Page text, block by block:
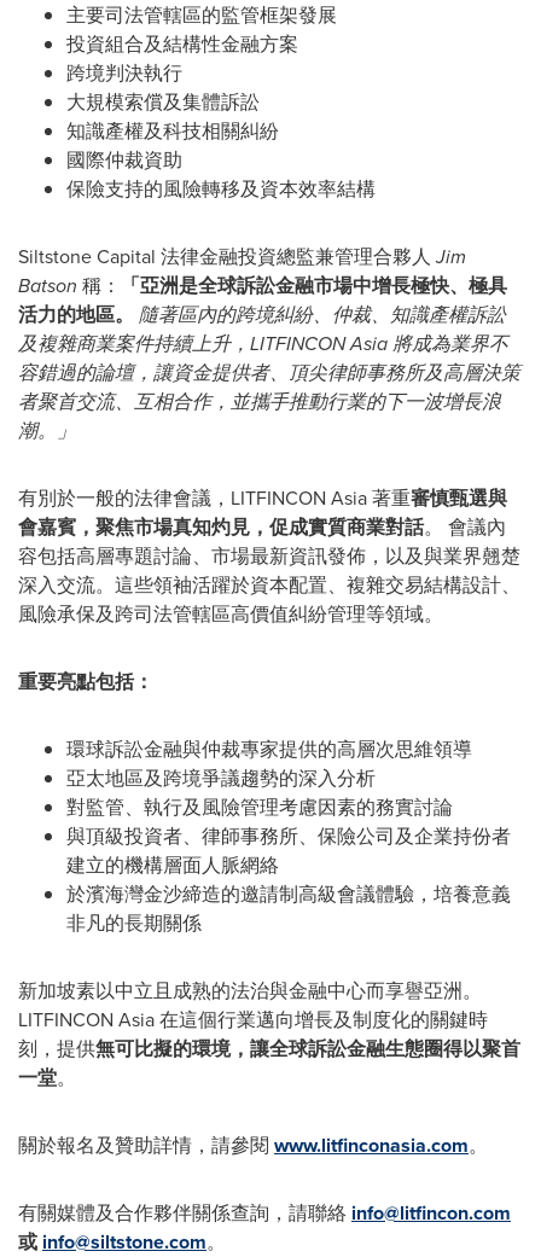
主要司法管轄區的監管框架發展
投資組合及結構性金融方案
跨境判決執行
大規模索償及集體訴訟
知識產權及科技相關糾紛
國際仲裁資助
保險支持的風險轉移及資本效率結構
Siltstone Capital 法律金融投資總監兼管理合夥人Jim
Batson 稱：
「亞洲是全球訴訟金融市場中增長極快、極具
活力的地區。
隨著區內的跨境糾紛、仲裁、知識產權訴訟
及複雜商業案件持續上升，LITFINCON Asia 將成為業界不
容錯過的論壇，讓資金提供者、頂尖律師事務所及高層決策
者聚首交流、互相合作，並攜手推動行業的下一波增長浪
潮。」
有別於一般的法律會議，LITFINCON Asia 著重審慎甄選與
會嘉賓，聚焦市場真知灼見，促成實質商業對話。 會議內
容包括高層專題討論、市場最新資訊發佈，以及與業界翹楚
深入交流。這些領袖活躍於資本配置、複雜交易結構設計、
風險承保及跨司法管轄區高價值糾紛管理等領域。
重要亮點包括：
環球訴訟金融與仲裁專家提供的高層次思維領導
亞太地區及跨境爭議趨勢的深入分析
對監管、執行及風險管理考慮因素的務實討論
與頂級投資者、律師事務所、保險公司及企業持份者
建立的機構層面人脈網絡
於濱海灣金沙締造的邀請制高級會議體驗，培養意義
非凡的長期關係
新加坡素以中立且成熟的法治與金融中心而享譽亞洲。
LITFINCON Asia 在這個行業邁向增長及制度化的關鍵時
刻，提供無可比擬的環境，讓全球訴訟金融生態圈得以聚首
一堂。
關於報名及贊助詳情，請參閱 www.litfinconasia.com。
有關媒體及合作夥伴關係查詢，請聯絡 info@litfincon.com
或 info@siltstone.com。